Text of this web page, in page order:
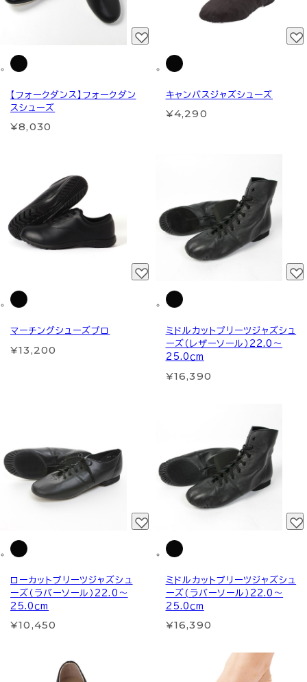
【フォークダンス】フォークダン
スシューズ
¥8,030
キャンバスジャズシューズ
¥4,290
マーチングシューズプロ
¥13,200
ミドルカットプリーツジャズシュ
ーズ（レザーソール）22.0～
25.0ｃm
¥16,390
ローカットプリーツジャズシュ
ーズ（ラバーソール）22.0～
25.0ｃm
¥10,450
ミドルカットプリーツジャズシュ
ーズ(ラバーソール）22.0～
25.0ｃm
¥16,390